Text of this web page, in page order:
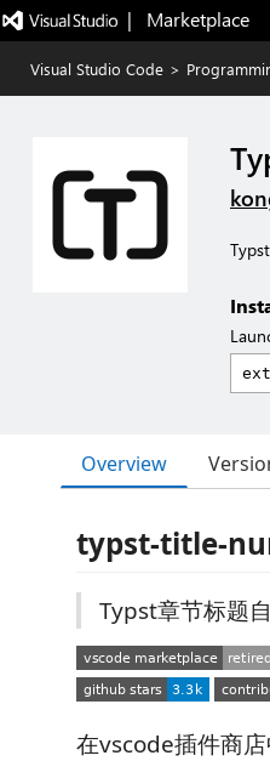
|   Marketplace
Visual Studio Code >
Overview
typst-title-
Typst章节标题
在vscode插件商